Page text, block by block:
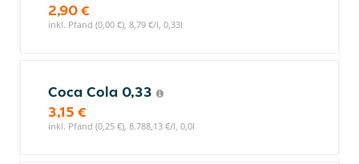
2,90 €
inkl. Pfand (0,00 €), 8,79 €/l, 0,33l
Coca Cola 0,33
3,15 €
inkl. Pfand (0,25 €), 8.788,13 €/l, 0,0l